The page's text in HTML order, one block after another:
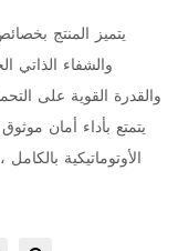
يتميز المنتج
والشفاء الذاتي
والقدرة القوية على
يتمتع بأداء أمان
الأوتوماتيكية